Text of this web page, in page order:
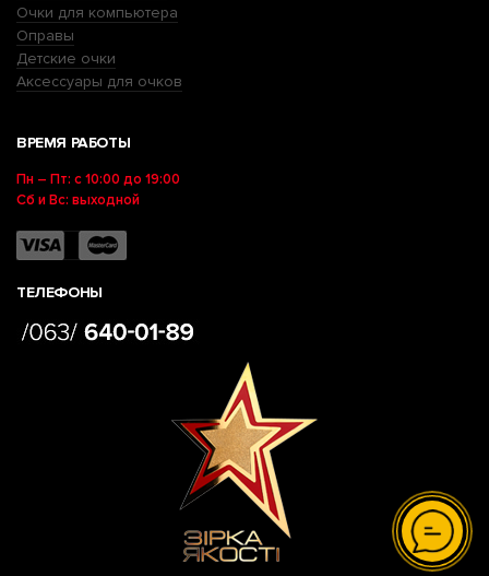
Очки для компьютера
Оправы
Детские очки
Аксессуары для очков
ВРЕМЯ РАБОТЫ
Пн – Пт: с 10:00 до 19:00
Сб и Вс: выходной
ТЕЛЕФОНЫ